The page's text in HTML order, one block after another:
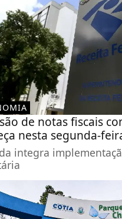
de notas fiscais
nesta segunda-
integra